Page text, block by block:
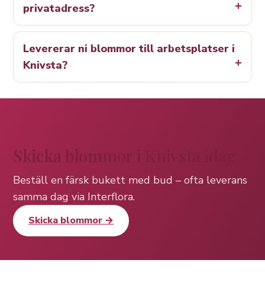
privatadress?
Levererar ni blommor till arbetsplatser i
Knivsta?
Skicka blommor i Knivsta idag
Beställ en färsk bukett med bud – ofta leverans
samma dag via Interflora.
Skicka blommor →